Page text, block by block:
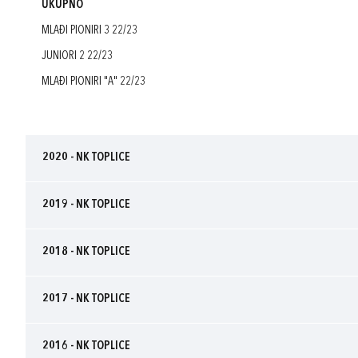
UKUPNO
MLAĐI PIONIRI 3 22/23
JUNIORI 2 22/23
MLAĐI PIONIRI "A" 22/23
2020 - NK TOPLICE
2019 - NK TOPLICE
2018 - NK TOPLICE
2017 - NK TOPLICE
2016 - NK TOPLICE